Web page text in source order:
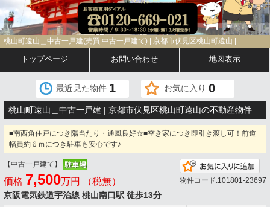
桃山町遠山＿中古一戸建(売買 中古一戸建て) | 京都市伏見区桃山町遠山 |
トップページ お問い合わせ 地図表示
最近見た物件 1 お気に入り 0
桃山町遠山＿中古一戸建 | 京都市伏見区桃山町遠山の不動産物件
■南西角住戸につき陽当たり・通風良好☆■空き家につき即引き渡し可！前道
幅員約６ｍにつき駐車も安心です♪
【中古一戸建て】
価格 7,500万円 （税無）
京阪電気鉄道宇治線 桃山南口駅 徒歩13分
物件コード:101801-23697